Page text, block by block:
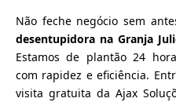
Não feche negócio sem
desentupidora na Granja
Estamos de plantão 24
com rapidez e eficiência.
visita gratuita da Ajax